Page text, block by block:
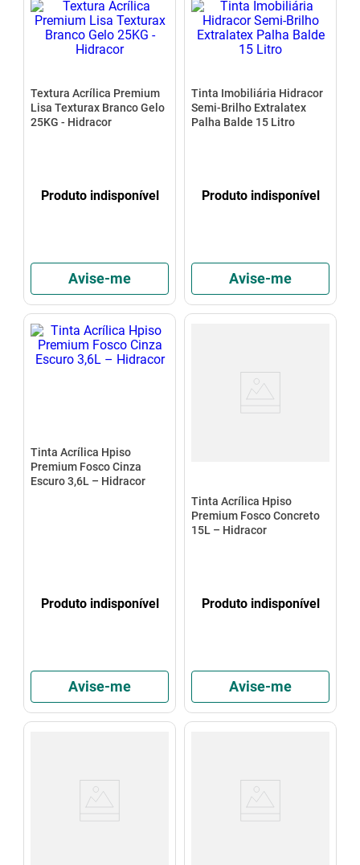
Textura Acrílica Premium
Lisa Texturax Branco Gelo
25KG - Hidracor
Produto indisponível
Avise-me
Tinta Imobiliária Hidracor
Semi-Brilho Extralatex
Palha Balde 15 Litro
Produto indisponível
Avise-me
Tinta Acrílica Hpiso
Premium Fosco Cinza
Escuro 3,6L – Hidracor
Produto indisponível
Avise-me
Tinta Acrílica Hpiso
Premium Fosco Concreto
15L – Hidracor
Produto indisponível
Avise-me